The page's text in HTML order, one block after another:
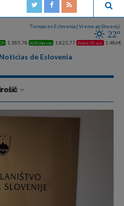
Tiempo en Eslovenia | Vreme po Sloveniji
22°
1.385,78 ADRIAprime 1.823,77 Petrol 95 oct. 1,486€
de Eslovenia